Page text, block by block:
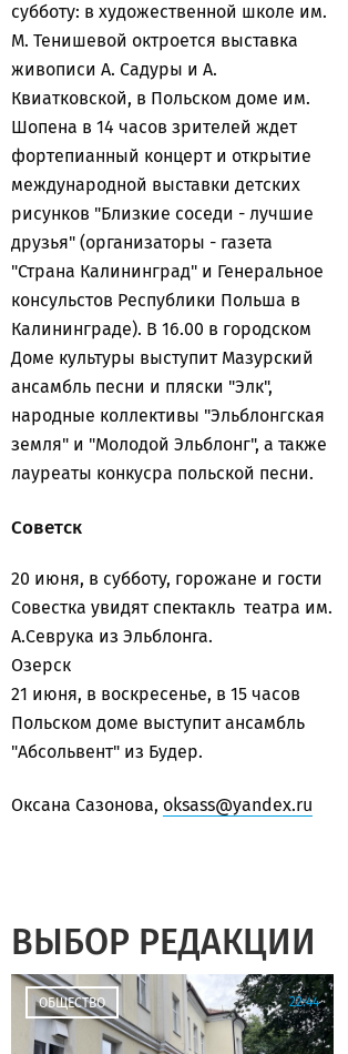
субботу: в художественной школе им.
М. Тенишевой октроется выставка
живописи А. Садуры и А.
Квиатковской, в Польском доме им.
Шопена в 14 часов зрителей ждет
фортепианный концерт и открытие
международной выставки детских
рисунков "Близкие соседи - лучшие
друзья" (организаторы - газета
"Страна Калининград" и Генеральное
консульстов Республики Польша в
Калининграде). В 16.00 в городском
Доме культуры выступит Мазурский
ансамбль песни и пляски "Элк",
народные коллективы "Эльблонгская
земля" и "Молодой Эльблонг", а также
лауреаты конкусра польской песни.
Советск
20 июня, в субботу, горожане и гости
Совестка увидят спектакль театра им.
А.Севрука из Эльблонга.
Озерск
21 июня, в воскресенье, в 15 часов
Польском доме выступит ансамбль
"Абсольвент" из Будер.
Оксана Сазонова, oksass@yandex.ru
ВЫБОР РЕДАКЦИИ
ОБЩЕСТВО 22:44